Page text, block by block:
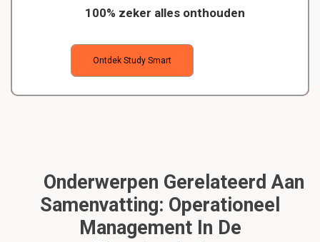
100% zeker alles onthouden
Ontdek Study Smart
Onderwerpen Gerelateerd Aan
Samenvatting: Operationeel
Management In De